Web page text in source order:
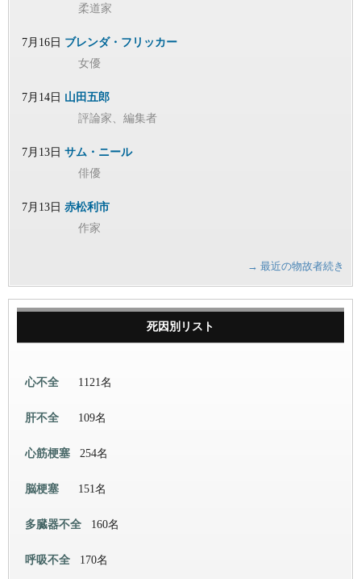
柔道家
7月16日 ブレンダ・フリッカー
女優
7月14日 山田五郎
評論家、編集者
7月13日 サム・ニール
俳優
7月13日 赤松利市
作家
→ 最近の物故者続き
死因別リスト
心不全 1121名
肝不全 109名
心筋梗塞 254名
脳梗塞 151名
多臓器不全 160名
呼吸不全 170名